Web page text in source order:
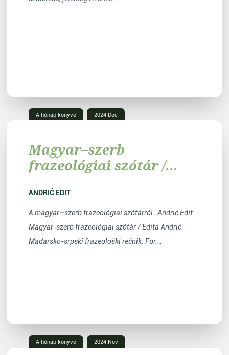
A hónap könyve 2024 Dec
Magyar–szerb
frazeológiai szótár /
frazeološki rečnik
ANDRIĆ EDIT
A magyar–szerb frazeológiai szótárról Andrić Edit:
Magyar-szerb frazeológiai szótár / Edita Andrić:
Mađarsko-srpski frazeološki rečnik. For...
A hónap könyve 2024 Nov